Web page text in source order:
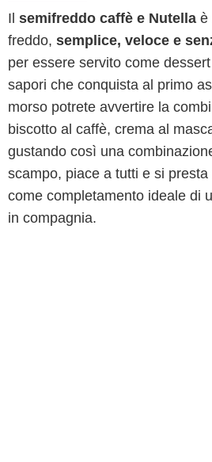
Il semifreddo caffè e Nutella è
freddo, semplice, veloce e
per essere servito come
sapori che conquista al primo
morso potrete avvertire la
biscotto al caffè, crema al
gustando così una
scampo, piace a tutti e si
come completamento ideale di
in compagnia.